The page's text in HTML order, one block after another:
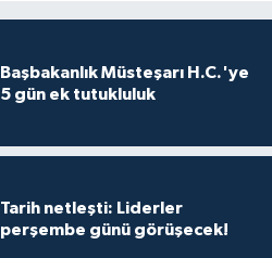
Başbakanlık Müsteşarı H.C.'ye
5 gün ek tutukluluk
Tarih netleşti: Liderler
perşembe günü görüşecek!